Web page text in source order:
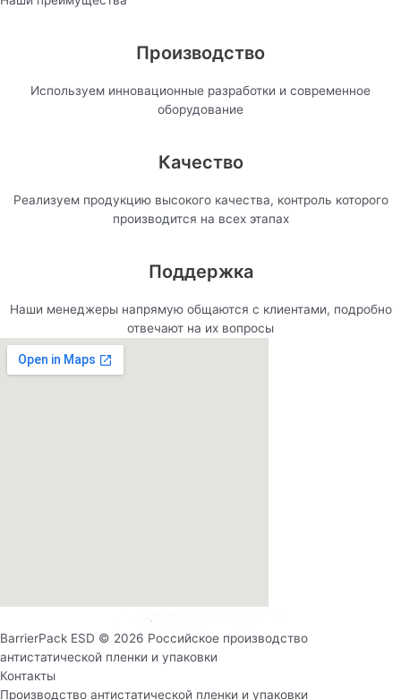
Производство
Используем инновационные разработки и современное
оборудование
Качество
Реализуем продукцию высокого качества, контроль которого
производится на всех этапах
Поддержка
Наши менеджеры напрямую общаются с клиентами, подробно
отвечают на их вопросы
BarrierPack ESD © 2026 Российское производство
антистатической пленки и упаковки
Контакты
Производство антистатической пленки и упаковки